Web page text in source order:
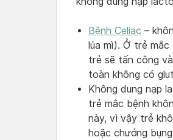
Bệnh Celiac –
lúa mì). Ở trẻ
trẻ sẽ tấn công
toàn không có
Không dung nạp
trẻ mắc bệnh
này, vì vậy trẻ
hoặc chướng